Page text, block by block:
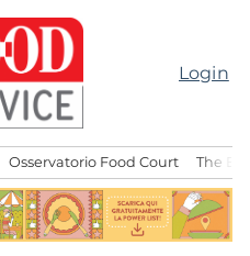
Login
Osservatorio Food Court The